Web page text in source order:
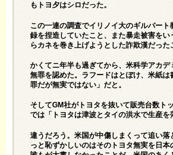
もトヨ夕はシロだった。
この一連の調査でイリノイ大のギルバート
録を捏造していたこと、また暴走被害をい
らカネを巻き上げようとした詐欺漢だった
かくてニ年半も過ぎてから、米科学アカデ
無罪を認めた。ラフードはとぼけ、米紙は
罪だが無実ではない」だと。
そしてGM社がトヨタを抜いて販売台数ト
では「トヨタは津波とタイの洪水で生産を
違うだろう。米国が中傷しまくって追い落
っと恥ずかしいのはそのトヨタ無実を日本